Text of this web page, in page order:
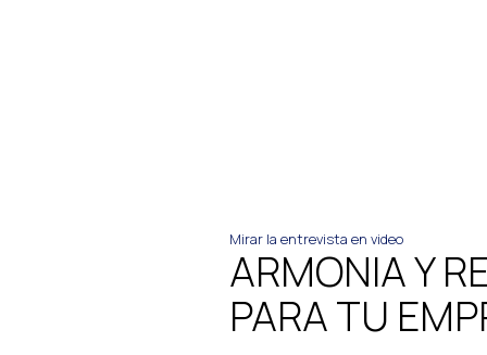
Mirar la entrevista en video
ARMONIA Y
PARA TU